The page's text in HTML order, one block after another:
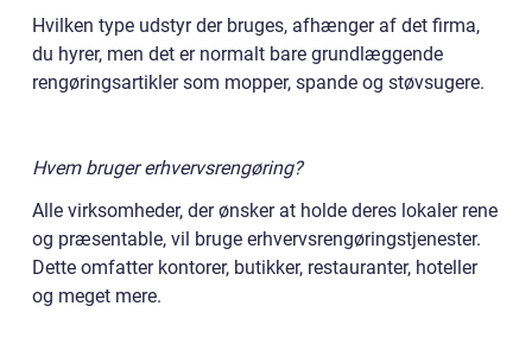
Hvilken type udstyr der bruges, afhænger af det firma,
du hyrer, men det er normalt bare grundlæggende
rengøringsartikler som mopper, spande og støvsugere.
Hvem bruger erhvervsrengøring?
Alle virksomheder, der ønsker at holde deres lokaler rene
og præsentable, vil bruge erhvervsrengøringstjenester.
Dette omfatter kontorer, butikker, restauranter, hoteller
og meget mere.